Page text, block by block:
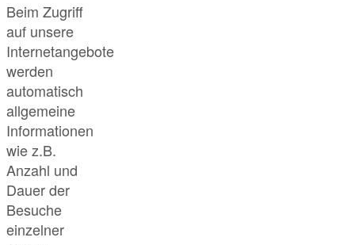
Beim Zugriff
auf unsere
Internetangebote
werden
automatisch
allgemeine
Informationen
wie z.B.
Anzahl und
Dauer der
Besuche
einzelner